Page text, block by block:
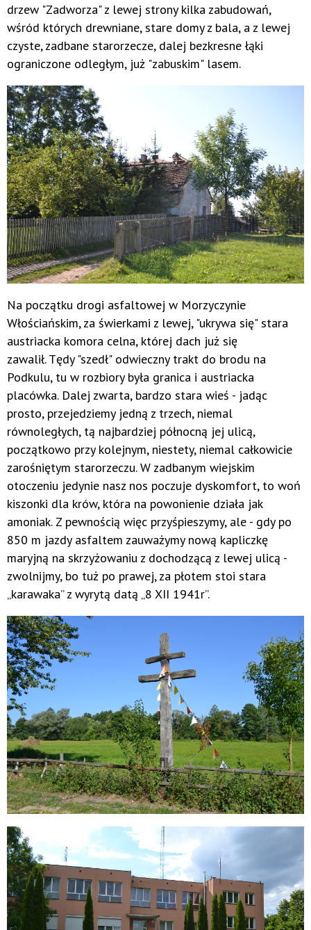
drzew "Zadworza" z lewej strony kilka zabudowań,
wśród których drewniane, stare domy z bala, a z lewej
czyste, zadbane starorzecze, dalej bezkresne łąki
ograniczone odległym, już "zabuskim" lasem.
Na początku drogi asfaltowej w Morzyczynie
Włościańskim, za świerkami z lewej, "ukrywa się" stara
austriacka komora celna, której dach już się
zawalił. Tędy "szedł" odwieczny trakt do brodu na
Podkulu, tu w rozbiory była granica i austriacka
placówka. Dalej zwarta, bardzo stara wieś - jadąc
prosto, przejedziemy jedną z trzech, niemal
równoległych, tą najbardziej północną jej ulicą,
początkowo przy kolejnym, niestety, niemal całkowicie
zarośniętym starorzeczu. W zadbanym wiejskim
otoczeniu jedynie nasz nos poczuje dyskomfort, to woń
kiszonki dla krów, która na powonienie działa jak
amoniak. Z pewnością więc przyśpieszymy, ale - gdy po
850 m jazdy asfaltem zauważymy nową kapliczkę
maryjną na skrzyżowaniu z dochodzącą z lewej ulicą -
zwolnijmy, bo tuż po prawej, za płotem stoi stara
„karawaka” z wyrytą datą „8 XII 1941r”.